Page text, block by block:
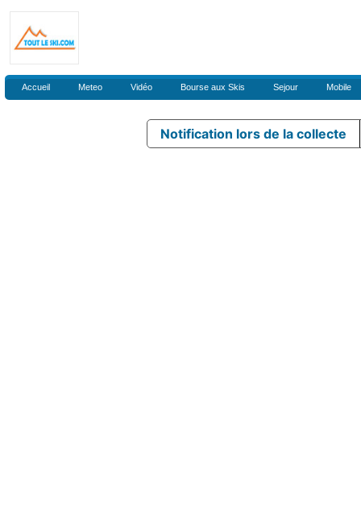
Accueil Meteo Vidéo Bourse aux Skis Sejour Mobile
Notification lors de la collecte